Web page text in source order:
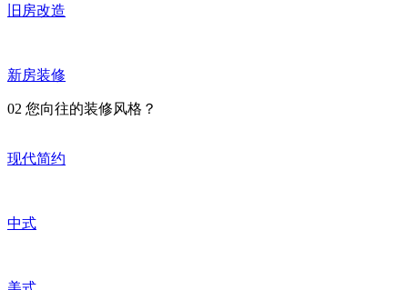
旧房改造
新房装修
02 您向往的装修风格？
现代简约
中式